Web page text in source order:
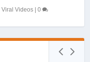
|Viral Videos |0